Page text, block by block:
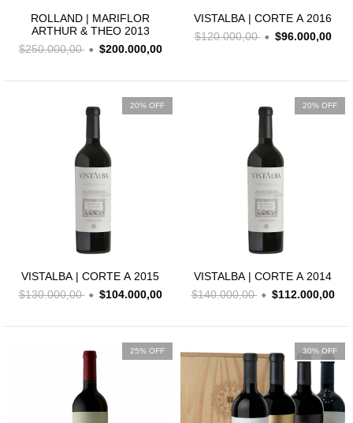
ROLLAND | MARIFLOR
ARTHUR & THEO 2013
$250.000,00
$200.000,00
VISTALBA | CORTE A 2016
$120.000,00
$96.000,00
20% OFF
VISTALBA | CORTE A 2015
$130.000,00
$104.000,00
20% OFF
VISTALBA | CORTE A 2014
$140.000,00
$112.000,00
25% OFF 30% OFF